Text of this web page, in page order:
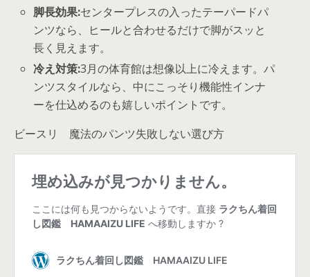
脚長効果:センタープレスの入ったテーパードパ
ンツなら、ヒールと合わせるだけで脚がスッと
長く見えます。
冷え対策:3月の体育館は想像以上に冷えます。パ
ンツスタイルなら、中にこっそり機能性インナ
ーを仕込めるのも嬉しいポイントです。
ビースリ 魔法のパンツ失敗しない選び方